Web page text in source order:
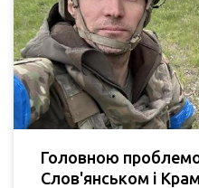
Головною
Слов'янськом і